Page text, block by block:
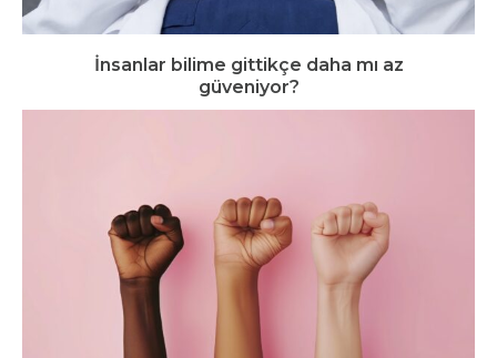
İnsanlar bilime gittikçe daha mı az
güveniyor?